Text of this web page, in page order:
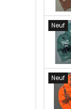
Neuf
Neuf